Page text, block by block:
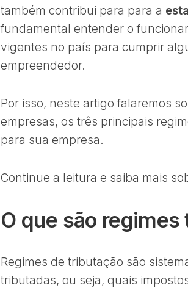
também contribui para para a
fundamental entender o
vigentes no país para cumprir
empreendedor.
Por isso, neste artigo falaremos
empresas, os três principais
para sua empresa.
Continue a leitura e saiba mais
O que são
Regimes de tributação são
tributadas, ou seja, quais